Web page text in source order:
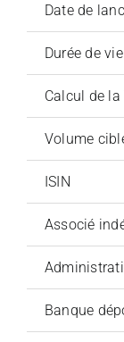
Date de
Durée de vie
Calcul de la
Volume
ISIN
Associé
Banque